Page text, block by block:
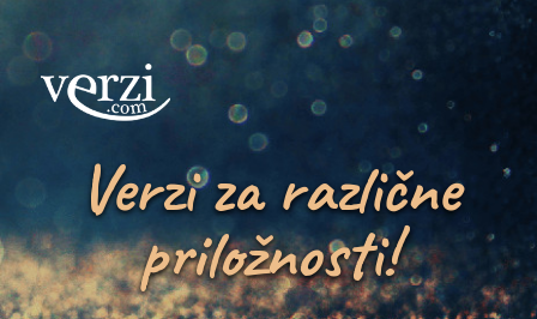
Verzi za različne
priložnosti!